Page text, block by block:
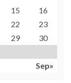
Sep»
15
16
22
23
29
30